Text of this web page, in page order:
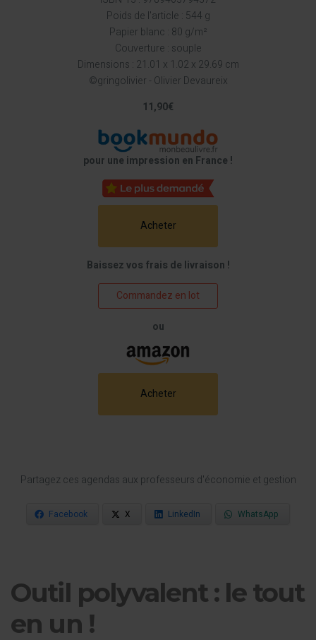
Poids de l'article : 544 g
Papier blanc : 80 g/m²
Couverture : souple
Dimensions : 21.01 x 1.02 x 29.69 cm
©gringolivier - Olivier Devaureix
11,90€
pour une impression en France !
Acheter
Baissez vos frais de livraison !
Commandez en lot
ou
Acheter
Partagez ces agendas aux professeurs d'économie et gestion
Facebook X LinkedIn WhatsApp
Outil polyvalent : le tout
en un !